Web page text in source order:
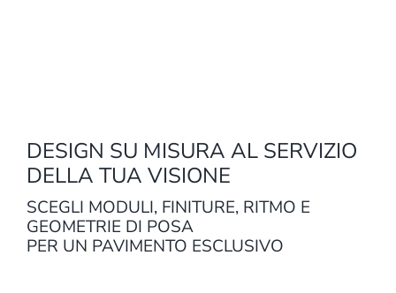
DESIGN SU MISURA AL SERVIZIO
DELLA TUA VISIONE
SCEGLI MODULI, FINITURE, RITMO E
GEOMETRIE DI POSA
PER UN PAVIMENTO ESCLUSIVO